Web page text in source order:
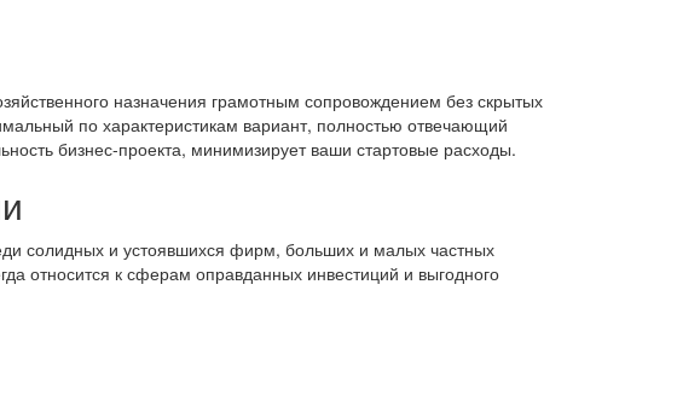
назначения грамотным сопровождением без скрытых
по характеристикам вариант, полностью отвечающий
бизнес-проекта, минимизирует ваши стартовые расходы.
солидных и устоявшихся фирм, больших и малых частных
относится к сферам оправданных инвестиций и выгодного